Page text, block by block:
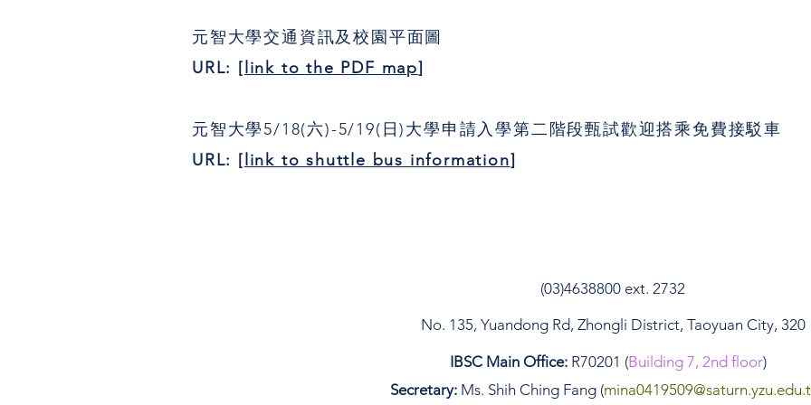
元智大學交通資訊及校園平面圖
URL: [ link to the PDF map]
元智大學5/18(六)-5/19(日)大學申請入學第二階段甄試歡迎搭乘免費接駁車
URL: [ link to shuttle bus information]
(03)4638800 ext. 2732
No. 135, Yuandong Rd, Zhongli District, Taoyuan City, 320
IBSC Main Office:R70201 (Building 7, 2nd floor)
Secretary: Ms. Shih Ching Fang (mina0419509